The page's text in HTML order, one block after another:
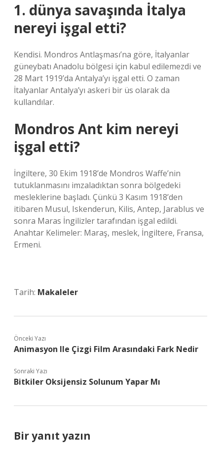
1. dünya savaşında İtalya
nereyi işgal etti?
Kendisi. Mondros Antlaşması’na göre, İtalyanlar
güneybatı Anadolu bölgesi için kabul edilemezdi ve
28 Mart 1919’da Antalya’yı işgal etti. O zaman
İtalyanlar Antalya’yı askeri bir üs olarak da
kullandılar.
Mondros Ant kim nereyi
işgal etti?
İngiltere, 30 Ekim 1918’de Mondros Waffe’nin
tutuklanmasını imzaladıktan sonra bölgedeki
mesleklerine başladı. Çünkü 3 Kasım 1918’den
itibaren Musul, Iskenderun, Kilis, Antep, Jarablus ve
sonra Maras İngilizler tarafından işgal edildi.
Anahtar Kelimeler: Maraş, meslek, İngiltere, Fransa,
Ermeni.
Tarih: Makaleler
Önceki Yazı
Animasyon Ile Çizgi Film Arasındaki Fark Nedir
Sonraki Yazı
Bitkiler Oksijensiz Solunum Yapar Mı
Bir yanıt yazın